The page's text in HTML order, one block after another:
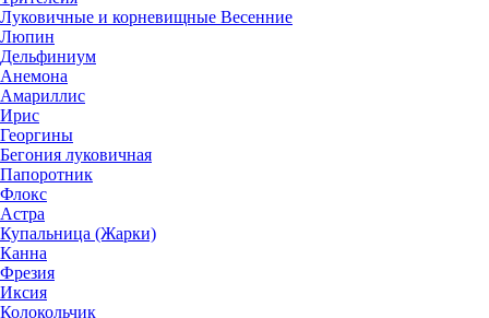
Луковичные и корневищные Весенние
Люпин
Дельфиниум
Анемона
Амариллис
Ирис
Георгины
Бегония луковичная
Папоротник
Флокс
Астра
Купальница (Жарки)
Канна
Фрезия
Иксия
Колокольчик